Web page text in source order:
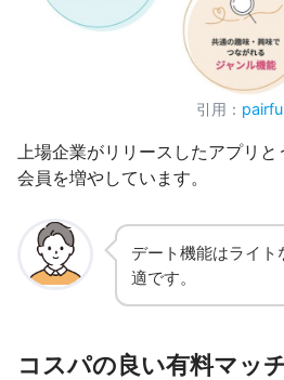
引用：
上場企業がリリースしたアプリ
会員を増やしています。
デート機能はライ
適です。
コスパの良い有料マッ